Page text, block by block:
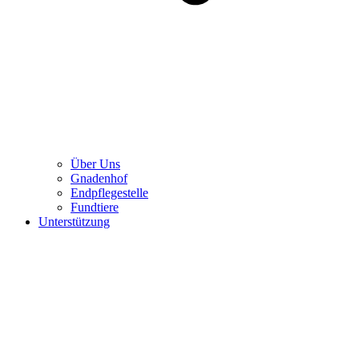
Über Uns
Gnadenhof
Endpflegestelle
Fundtiere
Unterstützung